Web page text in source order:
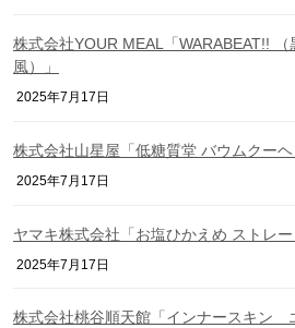
株式会社YOUR MEAL「WARABEAT!!
風）」
2025年7月17日
株式会社山星屋「低糖質堂 バウムクーヘ
2025年7月17日
ヤマキ株式会社「お塩ひかえめ ストレー
2025年7月17日
株式会社桃谷順天館「インナースキン